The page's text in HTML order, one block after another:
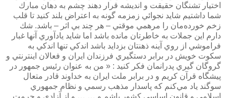
اختيار تشنگان حقيقت و انديشه قرار دهند چشم به دهان مبارك
شما داشتيم شايد نجوائي زمزمه گونه به اعتراض بلند كنيد تا قلب
زخم خورده‌مان را مرهمي موقتي – هر چند بي اثر – باشد. شك
دارم اين جملات به خاطرتان مانده باشد اما شايد يادآوري آنها غبار
فراموشي از روي آينه ذهنتان بزدايد باشد اندكي تنها اندكي به
سكوت خويش در برابر دستگيري فرزندان ايران و فعالان اينترنتي و
گروگان گيري پدرانمان فكر كنيد :‌ « من به عنوان رئيس جمهور در
پيشگاه قرآن كريم و در برابر ملت ايران به خداوند قادر متعال
سوگند ياد مي‌كنم كه پاسدار مذهب رسمي و نظام جمهوري
اسلامي و قانون اساسي كشور باشم و … … و از آزادي و حرمت